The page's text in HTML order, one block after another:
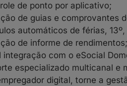
de ponto por aplicativo;
de guias e comprovantes
automáticos de férias,
de informe de rendimentos;
integração com o eSocial
especializado multicanal e
digital, torne a